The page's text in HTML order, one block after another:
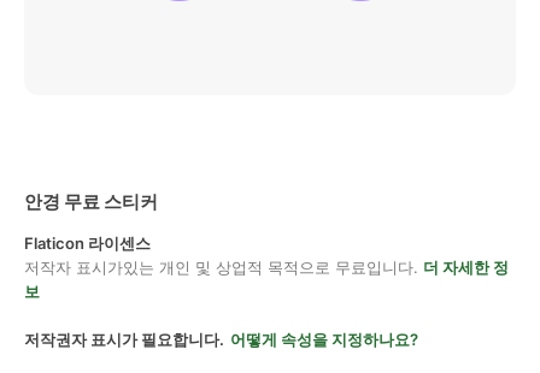
안경 무료 스티커
Flaticon 라이센스
저작자 표시가있는 개인 및 상업적 목적으로 무료입니다. 더 자세한 정
보
저작권자 표시가 필요합니다. 어떻게 속성을 지정하나요?